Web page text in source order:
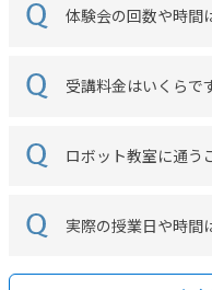
体験会の回数や時間
受講料金はいくらで
ロボット教室に通う
実際の授業日や時間